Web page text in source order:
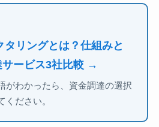
タリングとは？仕組みと
ービス3社比較 →
がわかったら、資金調達の選択
ください。